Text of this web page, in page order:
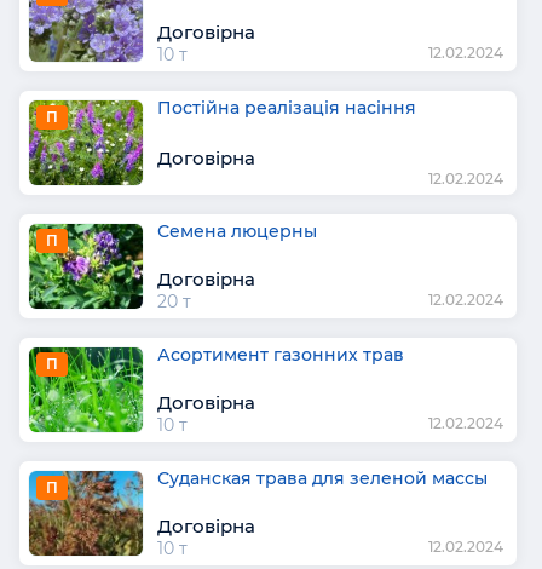
Договірна
10 т 12.02.2024
П Постійна реалізація насіння
Договірна
12.02.2024
П Семена люцерны
Договірна
20 т 12.02.2024
П Асортимент газонних трав
Договірна
10 т 12.02.2024
П Суданская трава для зеленой массы
Договірна
10 т 12.02.2024